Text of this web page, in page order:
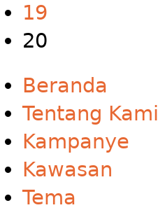
19
20
Beranda
Tentang Kami
Kampanye
Kawasan
Tema